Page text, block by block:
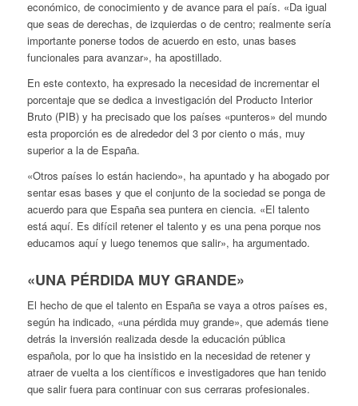
económico, de conocimiento y de avance para el país. «Da igual
que seas de derechas, de izquierdas o de centro; realmente sería
importante ponerse todos de acuerdo en esto, unas bases
funcionales para avanzar», ha apostillado.
En este contexto, ha expresado la necesidad de incrementar el
porcentaje que se dedica a investigación del Producto Interior
Bruto (PIB) y ha precisado que los países «punteros» del mundo
esta proporción es de alrededor del 3 por ciento o más, muy
superior a la de España.
«Otros países lo están haciendo», ha apuntado y ha abogado por
sentar esas bases y que el conjunto de la sociedad se ponga de
acuerdo para que España sea puntera en ciencia. «El talento
está aquí. Es difícil retener el talento y es una pena porque nos
educamos aquí y luego tenemos que salir», ha argumentado.
«UNA PÉRDIDA MUY GRANDE»
El hecho de que el talento en España se vaya a otros países es,
según ha indicado, «una pérdida muy grande», que además tiene
detrás la inversión realizada desde la educación pública
española, por lo que ha insistido en la necesidad de retener y
atraer de vuelta a los científicos e investigadores que han tenido
que salir fuera para continuar con sus cerraras profesionales.